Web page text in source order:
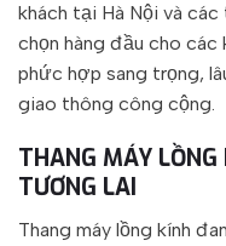
khách tại Hà Nội và các
chọn hàng đầu cho các
phức hợp sang trọng,
giao thông công cộng.
THANG MÁY LỒNG
TƯƠNG LAI
Thang máy lồng kính